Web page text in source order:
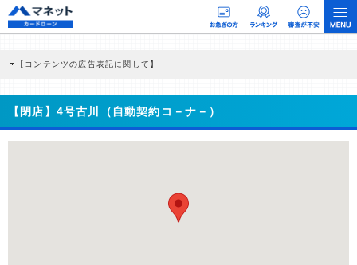
【コンテンツの広告表記に関して】
商品を根拠なくPRするものではなく、当編集部の調査／ユーザーへの口コミ収集な
どに基づき、公平性を担保した情報提供を行っています。
>提携企業一覧
【閉店】4号古川（自動契約コ－ナ－）